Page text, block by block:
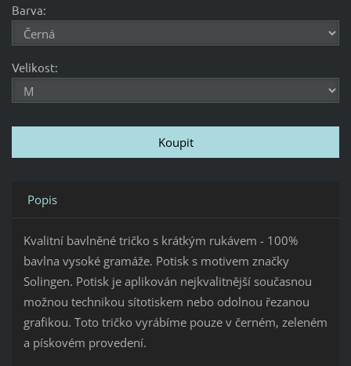
Barva:
Velikost:
Popis
Kvalitní bavlněné tričko s krátkým rukávem - 100%
bavlna vysoké gramáže. Potisk s motivem značky
Solingen. Potisk je aplikován nejkvalitnější současnou
možnou technikou sítotiskem nebo odolnou řezanou
grafikou. Toto tričko vyrábíme pouze v černém, zeleném
a pískovém provedení.